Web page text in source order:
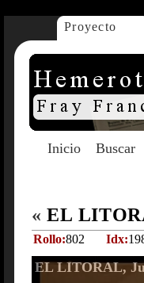
Proyecto
Inicio Buscar
« EL
Rollo:802 Idx:
EL LITORAL,